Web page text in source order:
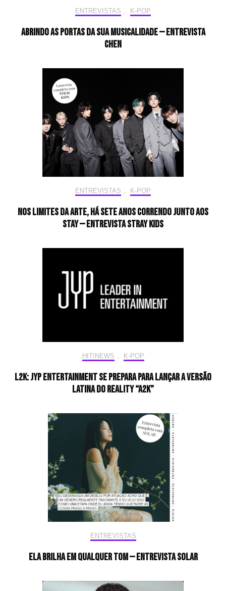
ENTREVISTAS K-POP
Abrindo as portas da sua musicalidade — Entrevista
CHEN
ENTREVISTAS K-POP
Nos limites da arte, há sete anos correndo junto aos
STAY — Entrevista Stray Kids
HIT!NEWS , K-POP
L2K: JYP Entertainment se prepara para lançar a versão
latina do reality “A2K”
ENTREVISTAS
Ela brilha em qualquer tom — Entrevista Solar